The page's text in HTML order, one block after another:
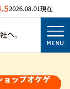
2026.08.01現在
MENU
ョップオケゲ